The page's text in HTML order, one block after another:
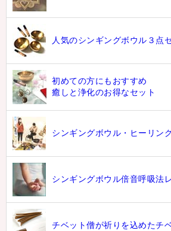
人気のシンギングボウル３点
初めての方にもおすすめ
癒しと浄化のお得なセット
シンギングボウル・ヒーリン
シンギングボウル倍音呼吸法
チベット僧が祈りを込めたチ